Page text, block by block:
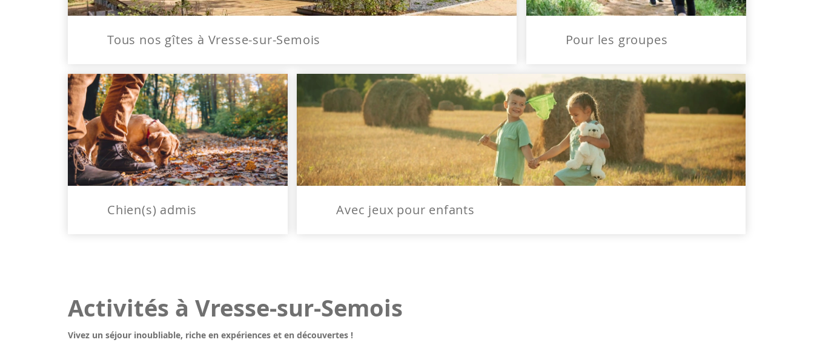
Tous nos gîtes à Vresse-sur-Semois Pour les groupes
Chien(s) admis Avec jeux pour enfants
Activités à Vresse-sur-Semois
Vivez un séjour inoubliable, riche en expériences et en découvertes !